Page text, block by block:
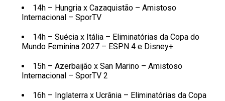
14h – Hungria x Cazaquistão – Amistoso
Internacional – SporTV
14h – Suécia x Itália – Eliminatórias da Copa do
Mundo Feminina 2027 – ESPN 4 e Disney+
15h – Azerbaijão x San Marino – Amistoso
Internacional – SporTV 2
16h – Inglaterra x Ucrânia – Eliminatórias da Copa